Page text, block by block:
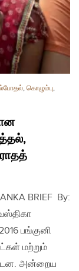
, கொழும்பு,
BRIEF By:
பங்குனி
மற்றும்
அன்றைய